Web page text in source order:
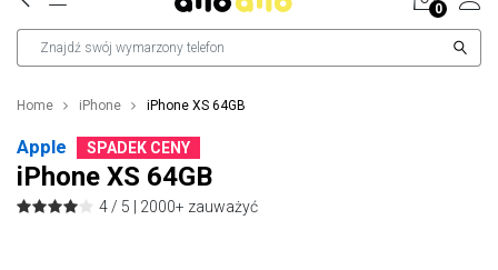
0
Home iPhone iPhone XS 64GB
Apple SPADEK CENY
iPhone XS 64GB
4 / 5 | 2000+ zauważyć